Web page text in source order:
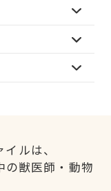
ルは、
の獣医師・動物